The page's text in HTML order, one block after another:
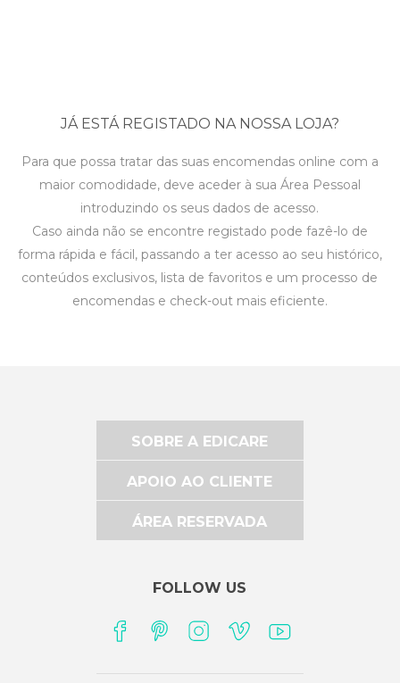
JÁ ESTÁ REGISTADO NA NOSSA LOJA?
Para que possa tratar das suas encomendas online com a
maior comodidade, deve aceder à sua Área Pessoal
introduzindo os seus dados de acesso.
Caso ainda não se encontre registado pode fazê-lo de
forma rápida e fácil, passando a ter acesso ao seu histórico,
conteúdos exclusivos, lista de favoritos e um processo de
encomendas e check-out mais eficiente.
SOBRE A EDICARE
APOIO AO CLIENTE
ÁREA RESERVADA
FOLLOW US